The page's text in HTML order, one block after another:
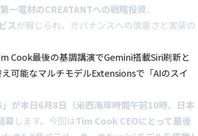
第一電材のCREATANTへの戦略投資、
スが報じられ、ガバナンスへの慎重さと実装の
Cook最後の基調講演でGemini搭載Siri刷新と
可能なマルチモデルExtensionsで「AIのスイ
が本日6月8日（米西海岸時間午前10時、日本
幕します。今回はTim Cook CEOにとって最後